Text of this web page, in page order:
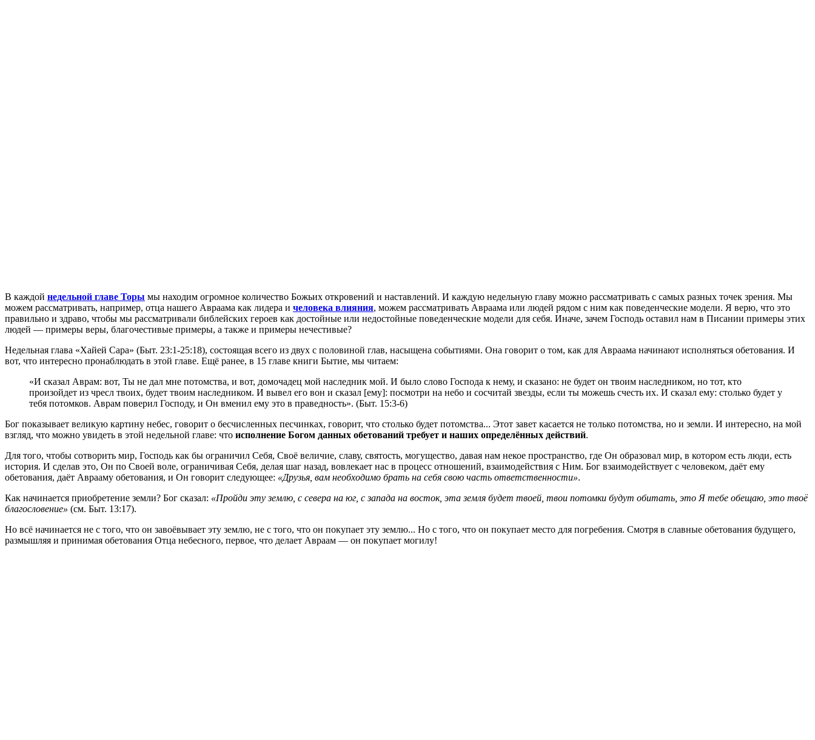
В каждой недельной главе Торы мы находим огромное количество Божьих откровений и наставлений. И каждую недельную главу можно рассматривать с самых разных точек зрения. Мы
можем рассматривать, например, отца нашего Авраама как лидера и человека влияния, можем рассматривать Авраама или людей рядом с ним как поведенческие модели. Я верю, что это
правильно и здраво, чтобы мы рассматривали библейских героев как достойные или недостойные поведенческие модели для себя. Иначе, зачем Господь оставил нам в Писании примеры этих
людей — примеры веры, благочестивые примеры, а также и примеры нечестивые?
Недельная глава «Хайей Сара» (Быт. 23:1-25:18), состоящая всего из двух с половиной глав, насыщена событиями. Она говорит о том, как для Авраама начинают исполняться обетования. И
вот, что интересно пронаблюдать в этой главе. Ещё ранее, в 15 главе книги Бытие, мы читаем:
«И сказал Аврам: вот, Ты не дал мне потомства, и вот, домочадец мой наследник мой. И было слово Господа к нему, и сказано: не будет он твоим наследником, но тот, кто
произойдет из чресл твоих, будет твоим наследником. И вывел его вон и сказал [ему]: посмотри на небо и сосчитай звезды, если ты можешь счесть их. И сказал ему: столько будет у
тебя потомков. Аврам поверил Господу, и Он вменил ему это в праведность». (Быт. 15:3-6)
Бог показывает великую картину небес, говорит о бесчисленных песчинках, говорит, что столько будет потомства... Этот завет касается не только потомства, но и земли. И интересно, на мой
взгляд, что можно увидеть в этой недельной главе: что исполнение Богом данных обетований требует и наших определённых действий.
Для того, чтобы сотворить мир, Господь как бы ограничил Себя, Своё величие, славу, святость, могущество, давая нам некое пространство, где Он образовал мир, в котором есть люди, есть
история. И сделав это, Он по Своей воле, ограничивая Себя, делая шаг назад, вовлекает нас в процесс отношений, взаимодействия с Ним. Бог взаимодействует с человеком, даёт ему
обетования, даёт Аврааму обетования, и Он говорит следующее: «Друзья, вам необходимо брать на себя свою часть ответственности».
Как начинается приобретение земли? Бог сказал: «Пройди эту землю, с севера на юг, с запада на восток, эта земля будет твоей, твои потомки будут обитать, это Я тебе обещаю, это твоё
благословение» (см. Быт. 13:17).
Но всё начинается не с того, что он завоёвывает эту землю, не с того, что он покупает эту землю... Но с того, что он покупает место для погребения. Смотря в славные обетования будущего,
размышляя и принимая обетования Отца небесного, первое, что делает Авраам — он покупает могилу!